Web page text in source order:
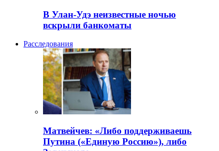
В Улан-Удэ неизвестные ночью
вскрыли банкоматы
Расследования
Матвейчев: «Либо поддерживаешь
Путина («Единую Россию»), либо